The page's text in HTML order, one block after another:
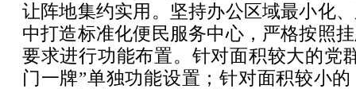
让阵地集约实用。坚持办公区域最小化
中打造标准化便民服务中心，严格按照
要求进行功能布置。针对面积较大的党
门一牌”单独功能设置；针对面积较小